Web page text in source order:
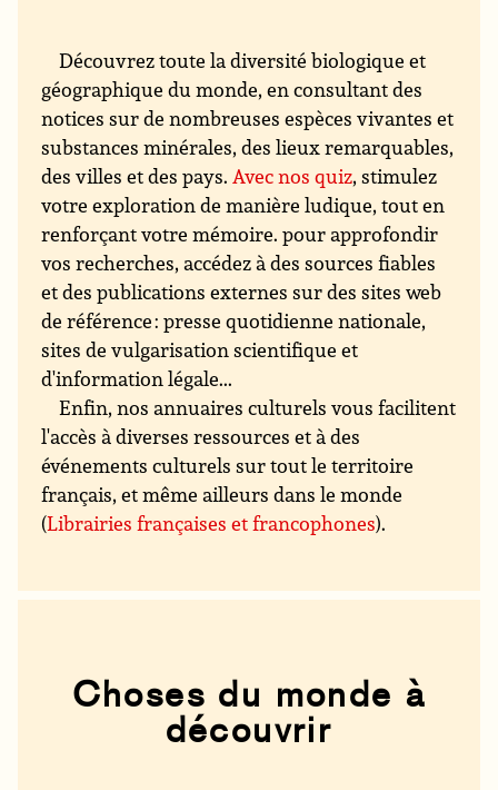
Découvrez toute la diversité biologique et
géographique du monde, en consultant des
notices sur de nombreuses espèces vivantes et
substances minérales, des lieux remarquables,
des villes et des pays.Avec nos quiz, stimulez
votre exploration de manière ludique, tout en
renforçant votre mémoire. pour approfondir
vos recherches, accédez à des sources fiables
et des publications externes sur des sites web
de référence : presse quotidienne nationale,
sites de vulgarisation scientifique et
d'information légale...
Enfin, nos annuaires culturels vous facilitent
l'accès à diverses ressources et à des
événements culturels sur tout le territoire
français, et même ailleurs dans le monde
(Librairies françaises et francophones).
Choses du monde à
découvrir